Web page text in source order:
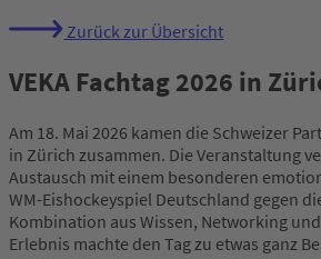
Zurück zur Übersicht
VEKA Fachtag 2026 in
Am 18. Mai 2026 kamen die Schweizer
in Zürich zusammen. Die Veranstaltung
Austausch mit einem besonderen
WM-Eishockeyspiel Deutschland gegen
Kombination aus Wissen, Networking
Erlebnis machte den Tag zu etwas ganz